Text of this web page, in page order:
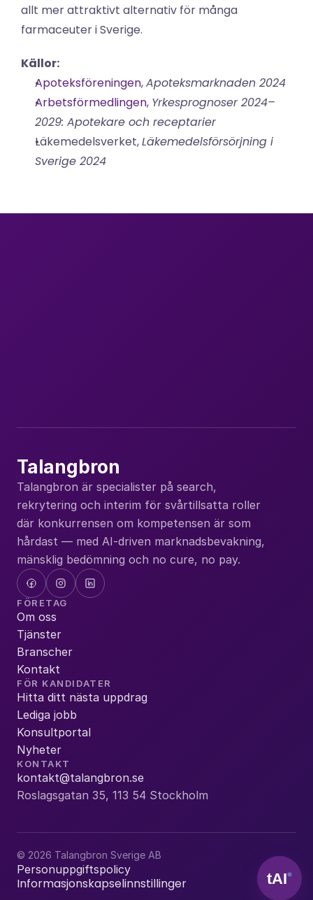
allt mer attraktivt alternativ för många
farmaceuter i Sverige.
Källor:
Apoteksföreningen, Apoteksmarknaden 2024
Arbetsförmedlingen, Yrkesprognoser 2024–
2029: Apotekare och receptarier
Läkemedelsverket, Läkemedelsförsörjning i
Sverige 2024
Talangbron
Talangbron är specialister på search,
rekrytering och interim för svårtillsatta roller
där konkurrensen om kompetensen är som
hårdast — med AI-driven marknadsbevakning,
mänsklig bedömning och no cure, no pay.
FÖRETAG
Om oss
Tjänster
Branscher
Kontakt
FÖR KANDIDATER
Hitta ditt nästa uppdrag
Lediga jobb
Konsultportal
Nyheter
KONTAKT
kontakt@talangbron.se
Roslagsgatan 35, 113 54 Stockholm
© 2026 Talangbron Sverige AB
Personuppgiftspolicy
Informasjonskapselinnstillinger